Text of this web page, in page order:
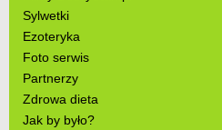
Sylwetki
Ezoteryka
Foto serwis
Partnerzy
Zdrowa dieta
Jak by było?